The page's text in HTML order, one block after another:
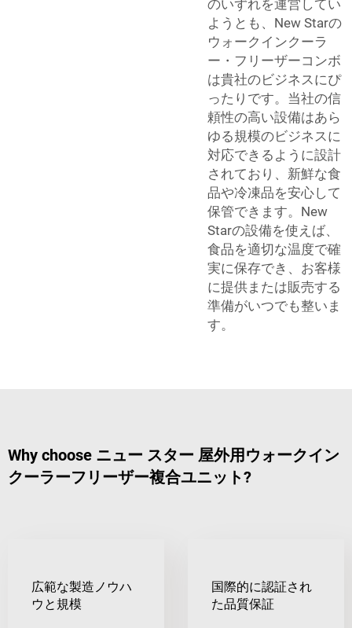
のいずれを運営してい
ようとも、New Starの
ウォークインクーラ
ー・フリーザーコンボ
は貴社のビジネスにぴ
ったりです。当社の信
頼性の高い設備はあら
ゆる規模のビジネスに
対応できるように設計
されており、新鮮な食
品や冷凍品を安心して
保管できます。New
Starの設備を使えば、
食品を適切な温度で確
実に保存でき、お客様
に提供または販売する
準備がいつでも整いま
す。
Why choose ニュー スター 屋外用ウォークイン
クーラーフリーザー複合ユニット?
広範な製造ノウハ
ウと規模
国際的に認証され
た品質保証